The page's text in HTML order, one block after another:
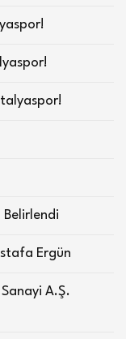
Belirlendi
Ergün
A.Ş.